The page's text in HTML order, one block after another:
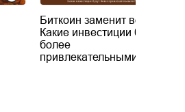
Биткоин заменит вода.
Какие инвестиции будут
более
привлекательными?